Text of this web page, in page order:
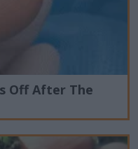
Off After The